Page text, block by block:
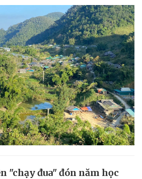
"chạy đua" đón năm học